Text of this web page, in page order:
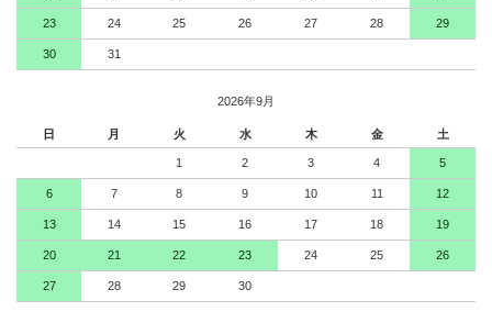
23 24 25 26 27 28 29
30 31
2026年9月
日 月 火 水 木 金 土
1 2 3 4 5
6 7 8 9 10 11 12
13 14 15 16 17 18 19
20 21 22 23 24 25 26
27 28 29 30